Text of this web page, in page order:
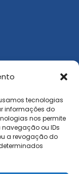
tecnologias
informações do
nos permite
ou IDs
a revogação do